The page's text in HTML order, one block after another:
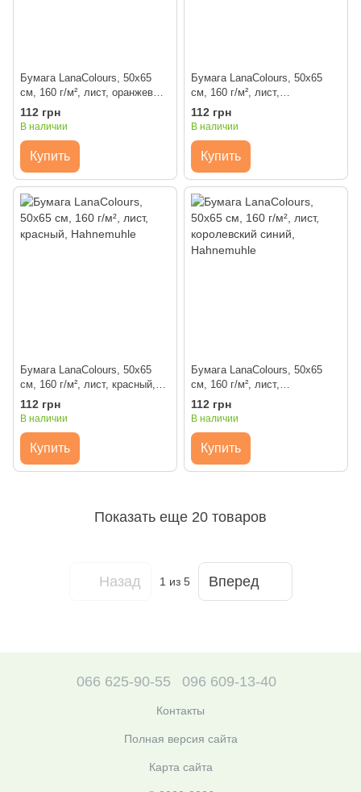
Бумага LanaColours, 50x65
см, 160 г/м², лист, оранжевый,
Hahnemuhle
112 грн
В наличии
Купить
Бумага LanaColours, 50x65
см, 160 г/м², лист,
фисташковый, Hahnemuhle
112 грн
В наличии
Купить
Бумага LanaColours, 50x65
см, 160 г/м², лист, красный,
Hahnemuhle
112 грн
В наличии
Купить
Бумага LanaColours, 50x65
см, 160 г/м², лист,
королевский синий,
Hahnemuhle
112 грн
В наличии
Купить
Показать еще 20 товаров
Назад 1 из 5 Вперед
066 625-90-55 096 609-13-40
Контакты
Полная версия сайта
Карта сайта